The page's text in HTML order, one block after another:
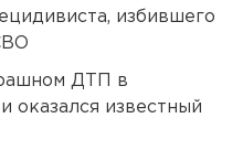
избившего
ДТП в
оказался известный